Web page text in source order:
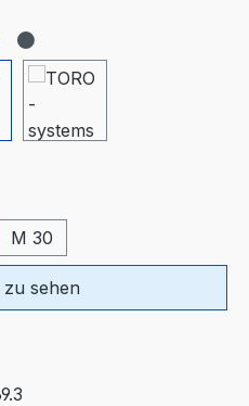
M 30
sehen